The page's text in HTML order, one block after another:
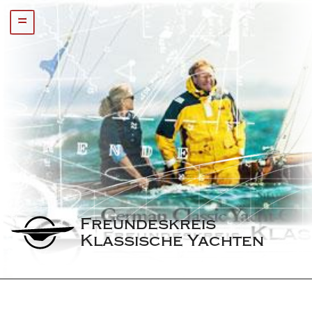
=
Freundeskreis
Klassische Yachten